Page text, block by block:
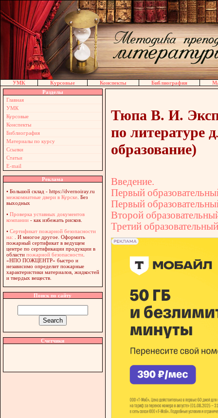
УМК Курсовые Конспекты Библиография
Разделы
Главная
УМК
Курсовые
Конспекты
Библиография
Материалы по курсу
Ссылки
Статьи
E-mail
Реклама
• Большой склад - https://dvernoiray.ru
межкомнатные двери в Курске . Без
выходных
• Проверка уставных документов
компании - как избежать рисков.
• Сертификат пожарной безопасности
на: . И многое другое. Оформить
пожарный сертификат в ведущем
центре по сертификации продукции в
области пожарной безопасности
«НПО ПОЖЦЕНТР» быстро и
независимо определит пожарные
характеристики материалов, жидкостей
и твердых веществ.
Поиск по сайту
Счетчики
Тюпа В. И.
по литературе
образование)
Введение.
Первый
Первый
Второй
Третий